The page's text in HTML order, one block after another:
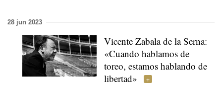
28 jun 2023
Vicente Zabala de la Serna:
«Cuando hablamos de
toreo, estamos hablando de
libertad»